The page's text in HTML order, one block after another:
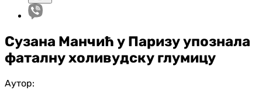
Сузана Манчић у Паризу упознала
фаталну холивудску глумицу
Аутор: